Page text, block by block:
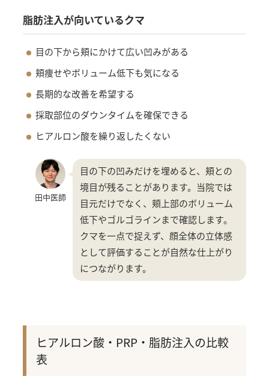
脂肪注入が向いているクマ
目の下から頬にかけて広い凹みがある
頬痩せやボリューム低下も気になる
長期的な改善を希望する
採取部位のダウンタイムを確保できる
ヒアルロン酸を繰り返したくない
田中医師
目の下の凹みだけを埋めると、頬との
境目が残ることがあります。当院では
目元だけでなく、頬上部のボリューム
低下やゴルゴラインまで確認します。
クマを一点で捉えず、顔全体の立体感
として評価することが自然な仕上がり
につながります。
ヒアルロン酸・PRP・脂肪注入の比較
表